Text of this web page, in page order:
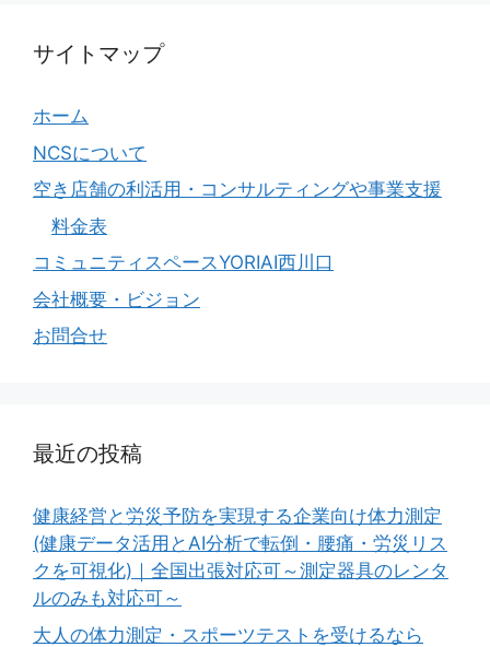
サイトマップ
ホーム
NCSについて
空き店舗の利活用・コンサルティングや事業支援
料金表
コミュニティスペースYORIAI西川口
会社概要・ビジョン
お問合せ
最近の投稿
健康経営と労災予防を実現する企業向け体力測定
(健康データ活用とAI分析で転倒・腰痛・労災リス
クを可視化)｜全国出張対応可～測定器具のレンタ
ルのみも対応可～
大人の体力測定・スポーツテストを受けるなら